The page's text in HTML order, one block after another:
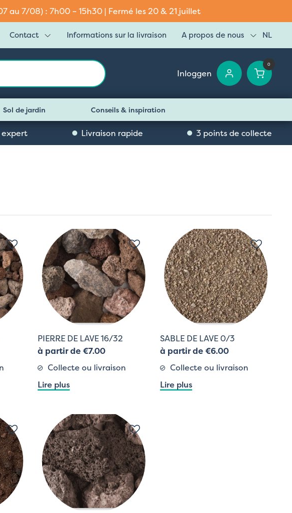
au 7/08) : 7h00 – 15h30 | Fermé les 20 & 21 juillet
Contact Informations sur la livraison A propos de nous NL
Inloggen
0
Sol de jardin Conseils & inspiration
Livraison rapide 3 points de collecte
PIERRE DE LAVE 16/32
à partir de €7.00
Collecte ou livraison
Lire plus
SABLE DE LAVE 0/3
à partir de €6.00
Collecte ou livraison
Lire plus